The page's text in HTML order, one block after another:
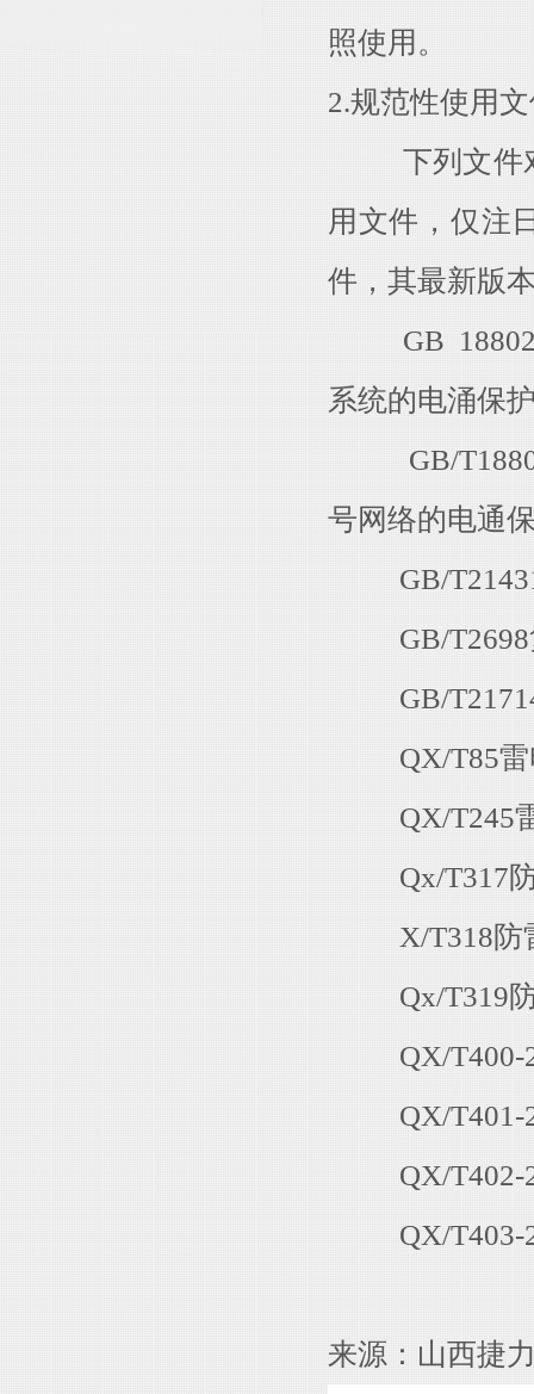
照使用。
2.规范性使用
下列文件对
用文件，仅注
件，其最新版
GB 18802.1
系统的电涌保
GB/
号网络的电通
GB/T21431
GB/T2698
GB/
QX/T85雷
QX/T245雷
Qx/T317防
X/T318防雷
Qx/T319防
QX/T400-
QX/T401-
QX/T402-
QX/T403-
来源：山西捷